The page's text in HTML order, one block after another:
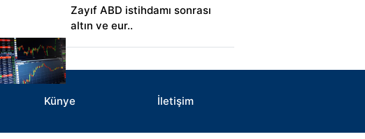
Zayıf ABD istihdamı sonrası
altın ve eur..
Künye İletişim